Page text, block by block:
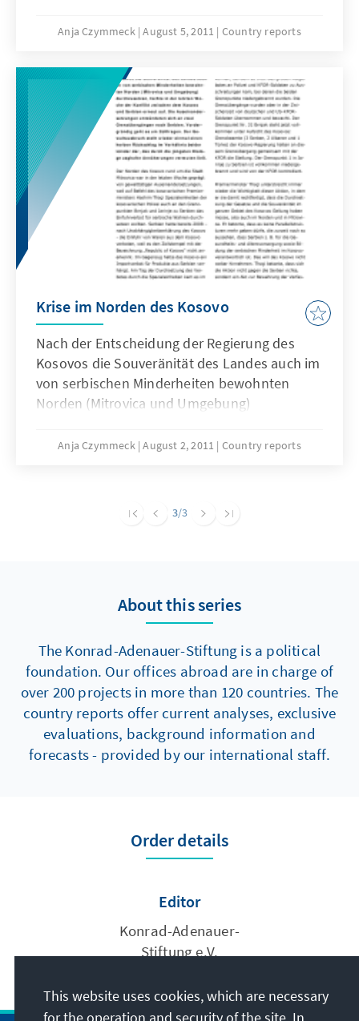
rechtsstaatliche Lage im Kosovo scharf und
Anja Czymmeck August 5, 2011 Country reports
Krise im Norden des Kosovo
Nach der Entscheidung der Regierung des
Kosovos die Souveränität des Landes auch im
von serbischen Minderheiten bewohnten
Norden (Mitrovica und Umgebung)
der Konflikt zwischen dem Kosovo und
Zollfragen. Der Gewaltausbruch stellt wieder
Anja Czymmeck August 2, 2011 Country reports
3/3
About this series
The Konrad-Adenauer-Stiftung is a political
foundation. Our offices abroad are in charge of
over 200 projects in more than 120 countries. The
country reports offer current analyses, exclusive
evaluations, background information and
forecasts - provided by our international staff.
Order details
Editor
Konrad-Adenauer-
Stiftung e.V.
This website uses cookies, which are necessary
for the operation and security of the site. In